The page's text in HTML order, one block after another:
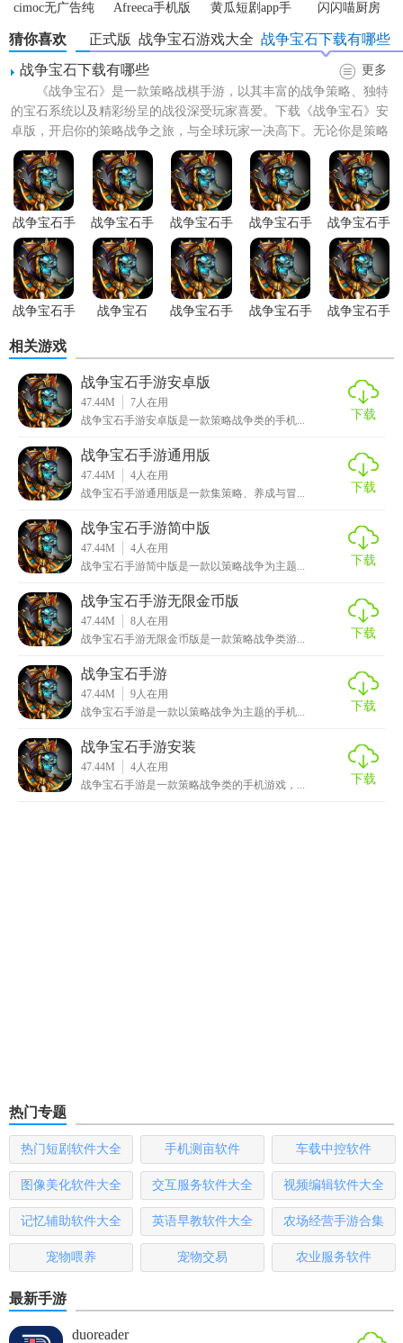
cimoc无广告纯
净版
Afreeca手机版
黄瓜短剧app手
机版
闪闪喵厨房
猜你喜欢 战争宝石下载有哪些
战争宝石游戏大全
战争宝石正式版
战争宝石下载有哪些
更多
《战争宝石》是一款策略战棋手游，以其丰富的战争策略、独特
的宝石系统以及精彩纷呈的战役深受玩家喜爱。下载《战争宝石》安
卓版，开启你的策略战争之旅，与全球玩家一决高下。无论你是策略
游戏的新手还是老鸟，都能...
战争宝石手
游简中版
战争宝石手
游完整版
战争宝石手
游免内购版
战争宝石手
游正式版
战争宝石手
游通用版
战争宝石手
版
战争宝石
战争宝石手
战争宝石手
战争宝石手
相关游戏
战争宝石手游安卓版
47.44M 7 人在用
战争宝石手游安卓版是一款策略战争类的手机...
下载
战争宝石手游通用版
47.44M 4 人在用
战争宝石手游通用版是一款集策略、养成与冒...
下载
战争宝石手游简中版
47.44M 4 人在用
战争宝石手游简中版是一款以策略战争为主题...
下载
战争宝石手游无限金币版
47.44M 8 人在用
战争宝石手游无限金币版是一款策略战争类游...
下载
战争宝石手游
47.44M 9 人在用
战争宝石手游是一款以策略战争为主题的手机...
下载
战争宝石手游安装
47.44M 4 人在用
战争宝石手游是一款策略战争类的手机游戏，...
下载
热门专题
热门短剧软件大全 手机测亩软件 车载中控软件
图像美化软件大全 交互服务软件大全 视频编辑软件大全
记忆辅助软件大全 英语早教软件大全 农场经营手游合集
宠物喂养 宠物交易 农业服务软件
最新手游
duoreader